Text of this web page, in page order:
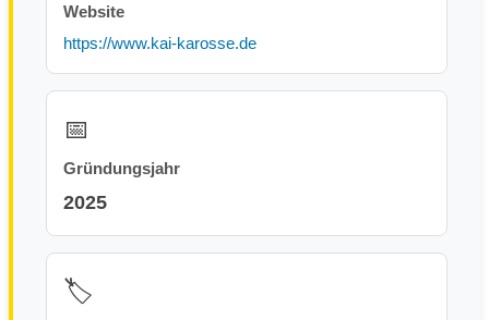
Website
https://www.kai-karosse.de
📅
Gründungsjahr
2025
🏷️